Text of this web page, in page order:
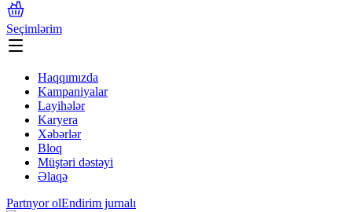
Seçimlərim
Haqqımızda
Kampaniyalar
Layihələr
Karyera
Xəbərlər
Bloq
Müştəri dəstəyi
Əlaqə
Partnyor olEndirim jurnalı